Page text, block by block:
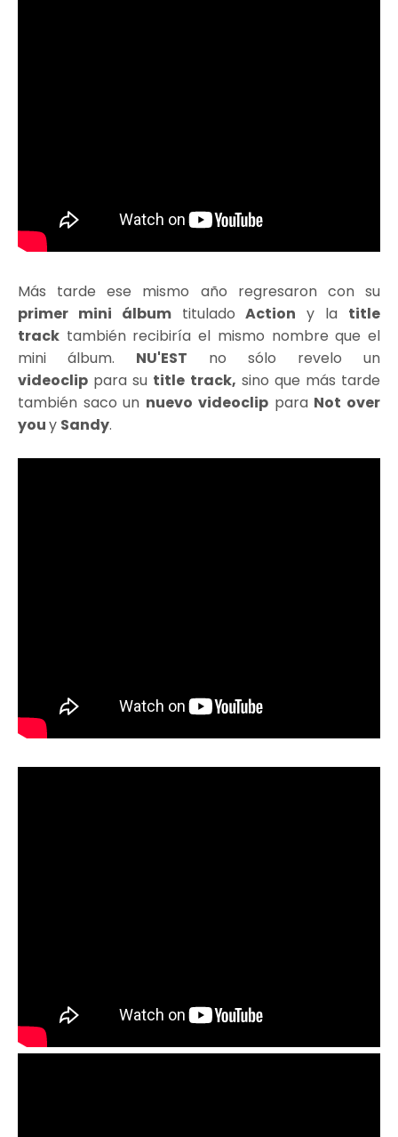
Más tarde ese mismo año regresaron con su
primer mini álbumtituladoAction y la title
track también recibiría el mismo nombre que el
mini álbum. NU'EST no sólo revelo un
videoclip para su title track, sino que más tarde
también saco un nuevo videoclippara Not over
youy Sandy.